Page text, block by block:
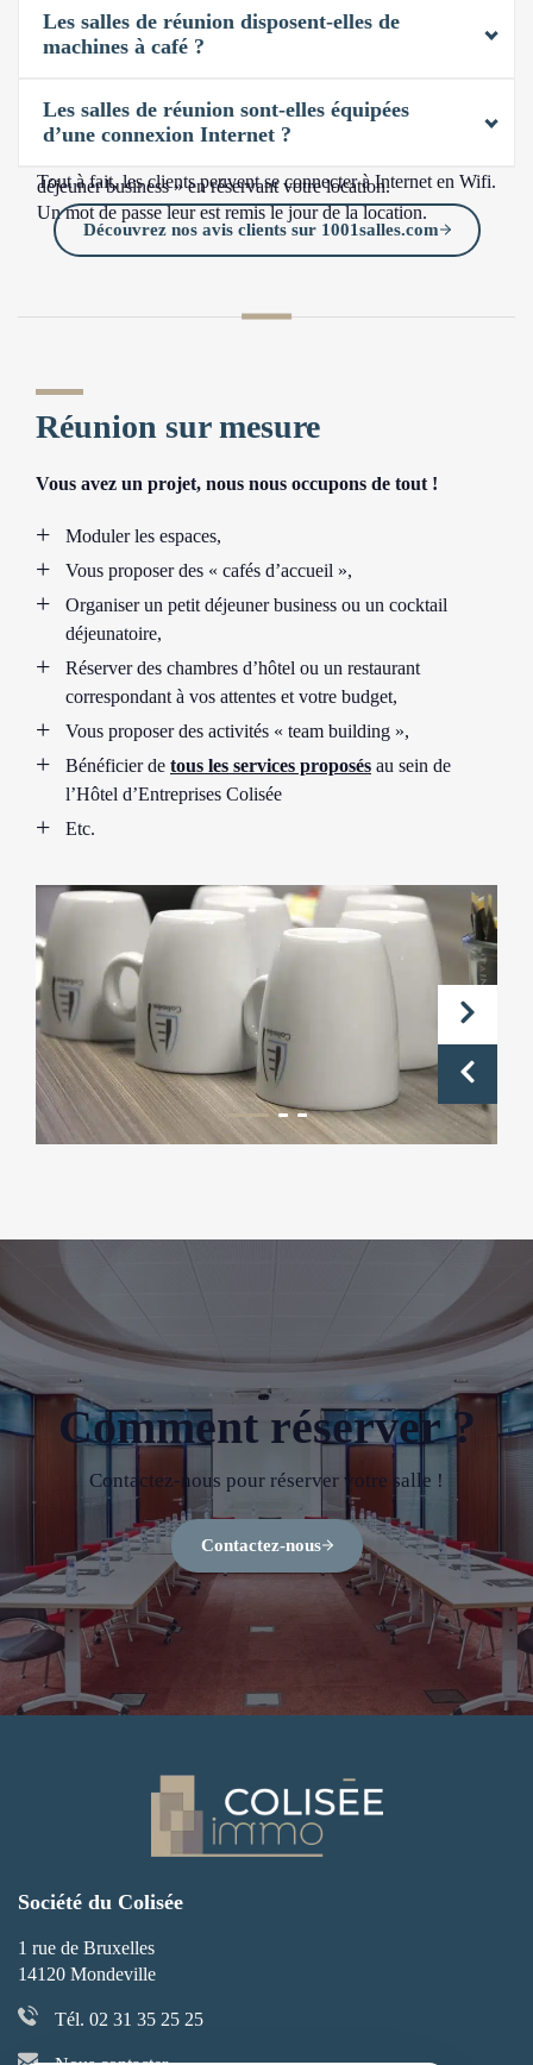
ascenseur est à la disposition des clients. La salle est tout à
les espaces annexes (sanitaires et cuisine).
Les salles de réunion disposent-elles de
machines à café ?
bâtiment, accessible à tous. Par ailleurs, il vous est également
déjeuner business » en réservant votre location.
Les salles de réunion sont-elles équipées
d’une connexion Internet ?
Tout à fait, les clients peuvent se connecter à Internet en Wifi.
Un mot de passe leur est remis le jour de la location.
Découvrez nos avis clients sur 1001salles.com
Réunion sur mesure
Vous avez un projet, nous nous occupons de tout !
Moduler les espaces,
Vous proposer des « cafés d’accueil »,
Organiser un petit déjeuner business ou un cocktail
déjeunatoire,
Réserver des chambres d’hôtel ou un restaurant
correspondant à vos attentes et votre budget,
Vous proposer des activités « team building »,
Bénéficier de tous les services proposés au sein de
l’Hôtel d’Entreprises Colisée
Etc.
Comment réserver ?
Contactez-nous pour réserver votre salle !
Contactez-nous
Société du Colisée
1 rue de Bruxelles
14120 Mondeville
Tél. 02 31 35 25 25